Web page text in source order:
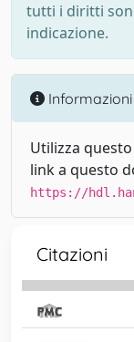
tutti i diritti
indicazione.
Informazioni
Utilizza
link a questo
https://
Citazioni